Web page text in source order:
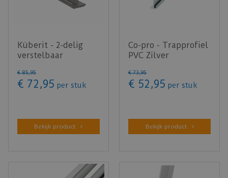
Küberit - 2-delig
verstelbaar
844WS RVS lo…
€ 85,95
€ 72 ,95 per stuk
Bekijk product
Co-pro - Trapprofiel
PVC Zilver
en boven…
€ 73,95
€ 52 ,95 per stuk
Bekijk product